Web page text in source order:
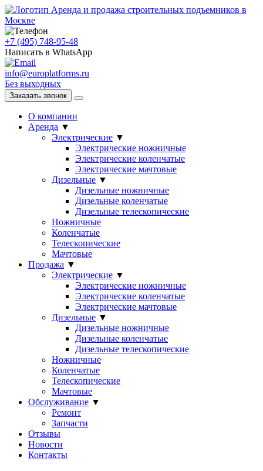
Аренда и продажа строительных подъемников в
Москве
+7 (495) 748-95-48
Написать в WhatsApp
info@europlatforms.ru
Без выходных
Заказать звонок
О компании
Аренда ▼
Электрические ▼
Электрические ножничные
Электрические коленчатые
Электрические мачтовые
Дизельные ▼
Дизельные ножничные
Дизельные коленчатые
Дизельные телескопические
Ножничные
Коленчатые
Телескопические
Мачтовые
Продажа ▼
Электрические ▼
Электрические ножничные
Электрические коленчатые
Электрические мачтовые
Дизельные ▼
Дизельные ножничные
Дизельные коленчатые
Дизельные телескопические
Ножничные
Коленчатые
Телескопические
Мачтовые
Обслуживание ▼
Ремонт
Запчасти
Отзывы
Новости
Контакты